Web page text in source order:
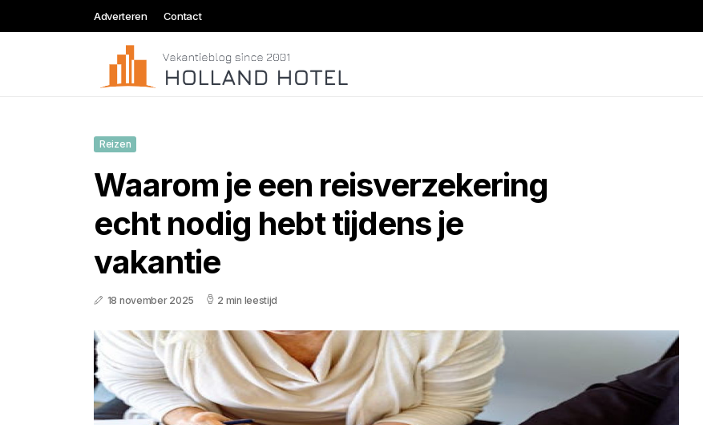
Adverteren Contact
Reizen
Waarom je een reisverzekering
echt nodig hebt tijdens je
vakantie
18 november 2025 2 min leestijd